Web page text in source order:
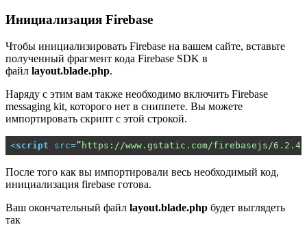
Инициализация Firebase
Чтобы инициализировать Firebase на вашем сайте, вставьте
полученный фрагмент кода Firebase SDK в
файл layout.blade.php.
Наряду с этим вам также необходимо включить Firebase
messaging kit, которого нет в сниппете. Вы можете
импортировать скрипт с этой строкой.
<script src=”https://www.gstatic.com/firebasejs/6.2.4/
После того как вы импортировали весь необходимый код,
инициализация firebase готова.
Ваш окончательный файл layout.blade.php будет выглядеть
так